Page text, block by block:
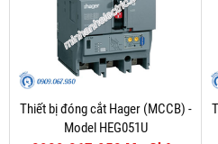
Thiết bị đóng cắt Hager (MCCB) -
Model HEG051U